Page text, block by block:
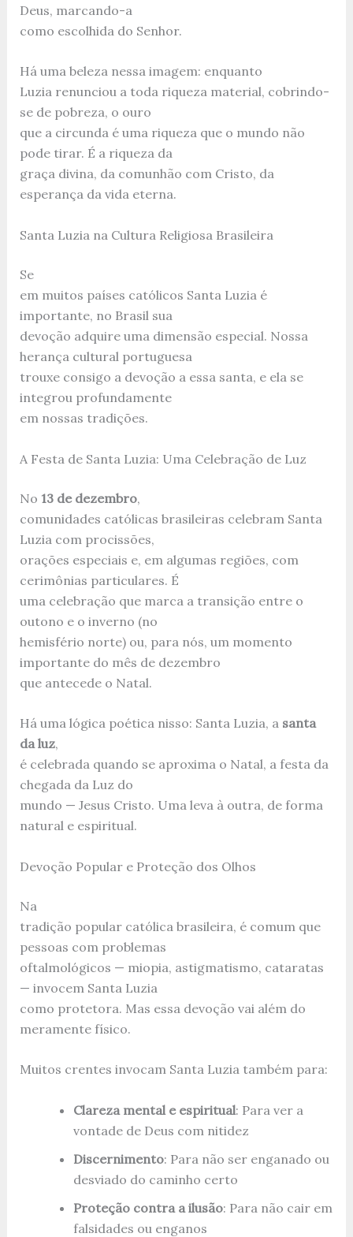
Deus, marcando-a
como escolhida do Senhor.
Há uma beleza nessa imagem: enquanto
Luzia renunciou a toda riqueza material, cobrindo-
se de pobreza, o ouro
que a circunda é uma riqueza que o mundo não
pode tirar. É a riqueza da
graça divina, da comunhão com Cristo, da
esperança da vida eterna.
Santa Luzia na Cultura Religiosa Brasileira
Se
em muitos países católicos Santa Luzia é
importante, no Brasil sua
devoção adquire uma dimensão especial. Nossa
herança cultural portuguesa
trouxe consigo a devoção a essa santa, e ela se
integrou profundamente
em nossas tradições.
A Festa de Santa Luzia: Uma Celebração de Luz
No 13 de dezembro,
comunidades católicas brasileiras celebram Santa
Luzia com procissões,
orações especiais e, em algumas regiões, com
cerimônias particulares. É
uma celebração que marca a transição entre o
outono e o inverno (no
hemisfério norte) ou, para nós, um momento
importante do mês de dezembro
que antecede o Natal.
Há uma lógica poética nisso: Santa Luzia, a santa
da luz,
é celebrada quando se aproxima o Natal, a festa da
chegada da Luz do
mundo — Jesus Cristo. Uma leva à outra, de forma
natural e espiritual.
Devoção Popular e Proteção dos Olhos
Na
tradição popular católica brasileira, é comum que
pessoas com problemas
oftalmológicos — miopia, astigmatismo, cataratas
— invocem Santa Luzia
como protetora. Mas essa devoção vai além do
meramente físico.
Muitos crentes invocam Santa Luzia também para:
Clareza mental e espiritual: Para ver a
vontade de Deus com nitidez
Discernimento: Para não ser enganado ou
desviado do caminho certo
Proteção contra a ilusão: Para não cair em
falsidades ou enganos